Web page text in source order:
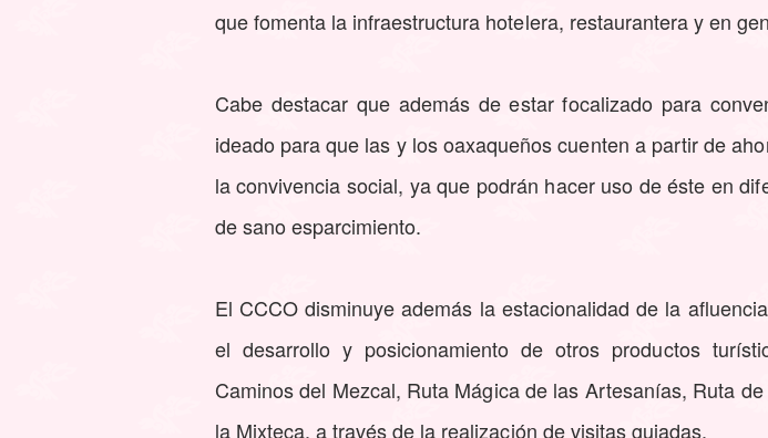
que fomenta la infraestructura hotelera, restaurantera y en
Cabe destacar que además de estar focalizado para
ideado para que las y los oaxaqueños cuenten a partir de
la convivencia social, ya que podrán hacer uso de éste en
de sano esparcimiento.
El CCCO disminuye además la estacionalidad de la
el desarrollo y posicionamiento de otros productos
Caminos del Mezcal, Ruta Mágica de las Artesanías, Ruta
la Mixteca, a través de la realización de visitas guiadas.